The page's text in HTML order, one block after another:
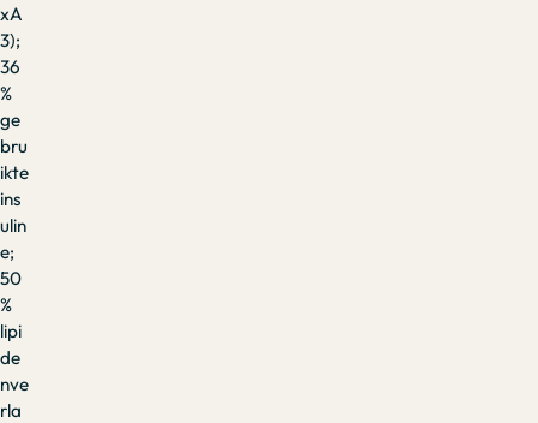
xA
3);
36
%
ge
bru
ikte
ins
ulin
e;
50
%
lipi
de
nve
rla